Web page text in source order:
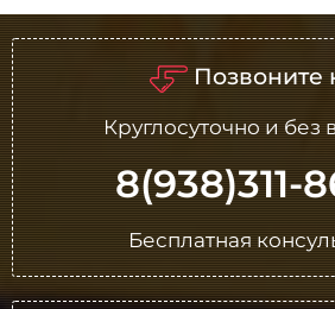
Позвоните
Круглосуточно и без
8(938)311-
Бесплатная